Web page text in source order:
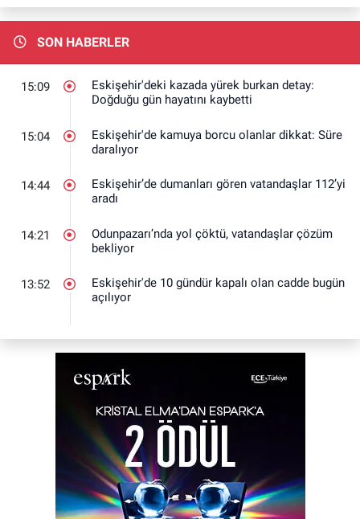
SON HABERLER
15:09
Eskişehir'deki kazada yürek burkan detay:
Doğduğu gün hayatını kaybetti
15:04
Eskişehir'de kamuya borcu olanlar dikkat: Süre
daralıyor
14:44
Eskişehir’de dumanları gören vatandaşlar 112’yi
aradı
14:21
Odunpazarı’nda yol çöktü, vatandaşlar çözüm
bekliyor
13:52
Eskişehir'de 10 gündür kapalı olan cadde bugün
açılıyor